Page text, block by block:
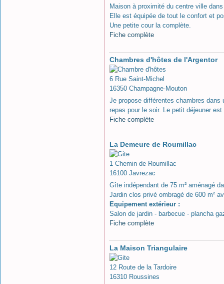
Maison à proximité du centre ville
Elle est équipée de tout le confort et
Une petite cour la complète.
Fiche complète
Chambres d'hôtes de l'Argentor
6 Rue Saint-Michel
16350 Champagne-Mouton
Je propose différentes chambres
repas pour le soir. Le petit déjeuner
Fiche complète
La Demeure de Roumillac
1 Chemin de Roumillac
16100 Javrezac
Gîte indépendant de 75 m² aménagé
Jardin clos privé ombragé de 600 m²
Equipement extérieur :
Salon de jardin - barbecue - plancha
Fiche complète
La Maison Triangulaire
12 Route de la Tardoire
16310 Roussines